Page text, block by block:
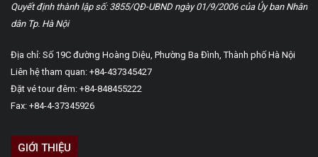
Quyết định thành lập số: 3855/QĐ-UBND ngày 01/9/2006 của Ủy ban Nhân
dân Tp. Hà Nội
Địa chỉ: Số 19C đường Hoàng Diệu, Phường Ba Đình, Thành phố Hà Nội
Liên hệ tham quan: +84-437345427
Đặt vé tour đêm: +84-848455222
Fax: +84-4-37345926
GIỚI THIỆU